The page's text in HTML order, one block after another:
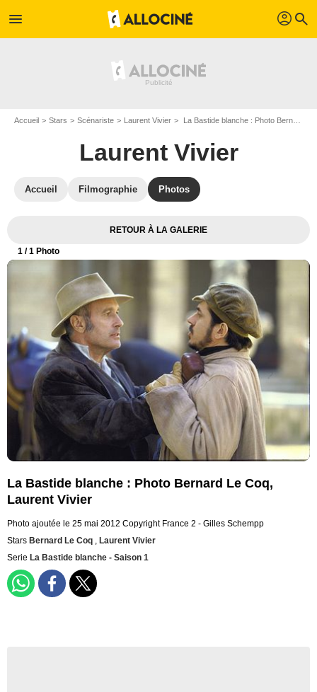
menu profil search
Accueil Stars Scénariste Laurent Vivier La Bastide blanche : Photo Bernard Le Coq, Laurent Vivier
Laurent Vivier
Accueil Filmographie Photos
RETOUR À LA GALERIE
1 / 1 Photo
La Bastide blanche : Photo Bernard Le Coq,
Laurent Vivier
Photo ajoutée le 25 mai 2012 Copyright France 2 - Gilles Schempp
Stars Bernard Le Coq , Laurent Vivier
Serie La Bastide blanche - Saison 1